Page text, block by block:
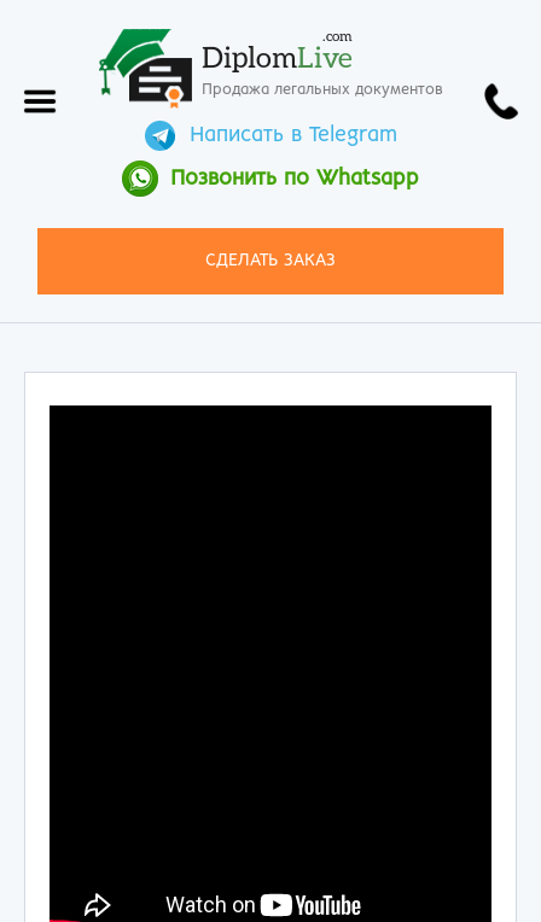
DiplomLive
.com
Продажа легальных документов
Написать в Telegram
Позвонить по Whatsapp
СДЕЛАТЬ ЗАКАЗ